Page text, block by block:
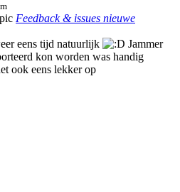
Feedback & issues nieuwe
eens tijd natuurlijk
Jammer
kon worden was handig
ook eens lekker op